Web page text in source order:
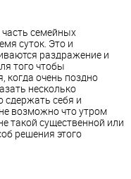
семейных
суток. Это и
раздражение и
того чтобы
когда очень поздно
несколько
сдержать себя и
возможно что утром
такой существенной или
решения этого